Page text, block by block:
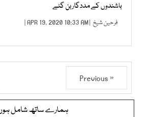
باشندوں کے مددگاربن گئے
فرحین شیخ | APR 19, 2020 10:33 AM |
« Previous
ہمارے ساتھ شامل